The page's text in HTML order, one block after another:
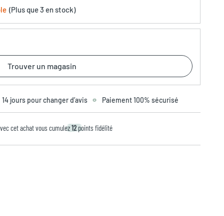
(Plus que3 en stock)
Trouver un magasin
14 jours pour changer d’avis Paiement 100% sécurisé
cet achat vous cumulez12 points fidélité